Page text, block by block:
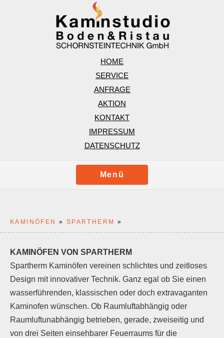
HOME
SERVICE
ANFRAGE
AKTION
KONTAKT
IMPRESSUM
DATENSCHUTZ
Menü
KAMINÖFEN » SPARTHERM »
KAMINÖFEN VON SPARTHERM
Spartherm Kaminöfen vereinen schlichtes und zeitloses
Design mit innovativer Technik. Ganz egal ob Sie einen
wasserführenden, klassischen oder doch extravaganten
Kaminofen wünschen. Ob Raumluftabhängig oder
Raumluftunabhängig betrieben, gerade, zweiseitig und
von drei Seiten einsehbarer Feuerraums für die